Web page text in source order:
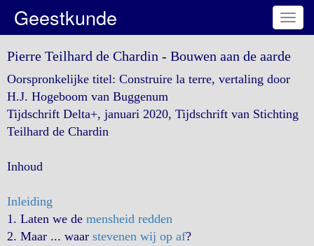
Geestkunde
Pierre Teilhard de Chardin - Bouwen aan de aarde
Oorspronkelijke titel: Construire la terre, vertaling door
H.J. Hogeboom van Buggenum
Tijdschrift Delta+, januari 2020, Tijdschrift van Stichting
Teilhard de Chardin
Inhoud
Inleiding
1. Laten we de mensheid redden
2. Maar ... waar stevenen wij op af?